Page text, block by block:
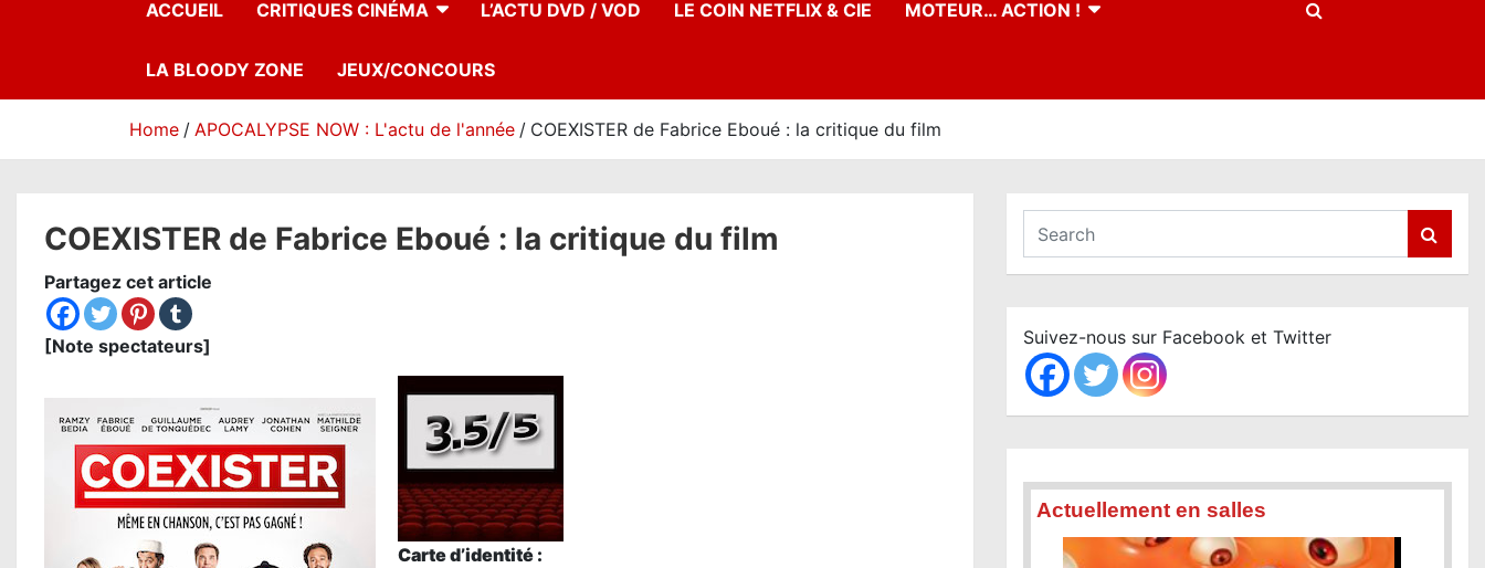
ACCUEIL CRITIQUES CINÉMA L’ACTU DVD / VOD LE COIN NETFLIX & CIE MOTEUR… ACTION !
LA BLOODY ZONE JEUX/CONCOURS
Home APOCALYPSE NOW : L'actu de l'année COEXISTER de Fabrice Eboué : la critique du film
COEXISTER de Fabrice Eboué : la critique du film
Partagez cet article
[Note spectateurs]
Carte d’identité :
a
c
h
Suivez-nous sur Facebook et Twitter
Actuellement en salles